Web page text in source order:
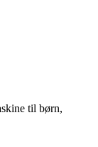
til børn,